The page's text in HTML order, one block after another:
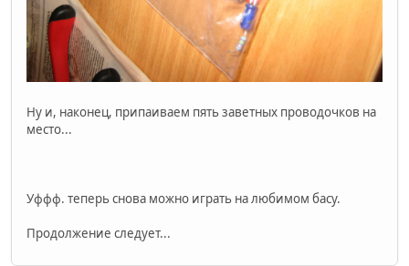
Ну и, наконец, припаиваем пять заветных проводочков на
место...
Уффф. теперь снова можно играть на любимом басу.
Продолжение следует...